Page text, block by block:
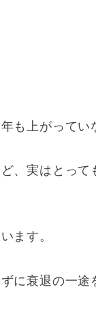
も上がってい
、実はとっ
ます。
に衰退の一途